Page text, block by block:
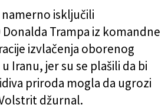
isključili
Donalda Trampa iz komandne
izvlačenja oborenog
Iranu, jer su se plašili da bi
priroda mogla da ugrozi
džurnal.